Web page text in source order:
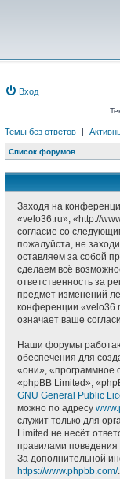
Вход
Темы без ответов |
Список форумов
Заходя на
«velo36.ru», «http://
согласие со
пожалуйста, не
оставляем за собой
сделаем всё
ответственность за
предмет изменений
конференции
означает ваше
Наши форумы
обеспечения для
«они», «программное
«phpBB Limited»,
GNU General Public
можно по адресу
служит только для
Limited не несёт
правилами поведения
За дополнительной
https://www.phpbb.com/.